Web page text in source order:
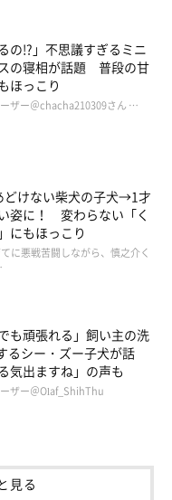
飼い主がするので、スキ
リミング、爪切り、肛
たりとも離れることな
めており、1日のサイク
重が重くなると足に負担
います。大型犬がなりや
ています」
っている飼い主さん。
しい日々を見ることがで
の!?」不思議すぎるミニ
の寝相が話題 普段の甘
ほっこり
ザー＠chacha210309さん …
どけない柴犬の子犬→1才
姿に！ 変わらない「く
にもほっこり
に悪戦苦闘しながら、慎之介く
も頑張れる」飼い主の洗
るシー・ズー子犬が話
気出ますね」の声も
ザー＠Olaf_ShihThu
見る